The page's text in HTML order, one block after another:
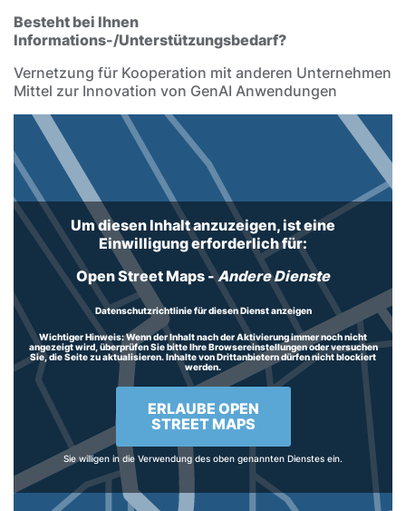
Besteht bei Ihnen
Informations-/Unterstützungsbedarf?
Vernetzung für Kooperation mit anderen Unternehmen
Mittel zur Innovation von GenAI Anwendungen
Um diesen Inhalt anzuzeigen, ist eine
Einwilligung erforderlich für:
Open Street Maps -Andere Dienste
Datenschutzrichtlinie für diesen Dienst anzeigen
Wichtiger Hinweis:Wenn der Inhalt nach der Aktivierung immer noch nicht
angezeigt wird, überprüfen Sie bitte Ihre Browsereinstellungen oder versuchen
Sie, die Seite zu aktualisieren. Inhalte von Drittanbietern dürfen nicht blockiert
werden.
ERLAUBE OPEN
STREET MAPS
Sie willigen in die Verwendung des oben genannten Dienstes ein.